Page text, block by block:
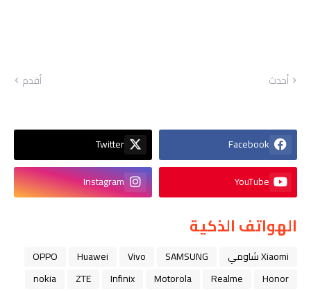
أحدث أقدم
Facebook
Twitter
YouTube
Instagram
الهواتف الذكية
Xiaomi شاومي SAMSUNG
Vivo
Huawei
OPPO
Honor
Realme
Motorola
Infinix
ZTE
nokia